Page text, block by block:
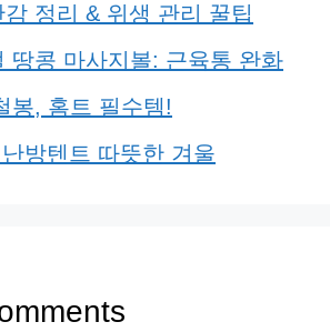
정리 & 위생 관리 꿀팁
땅콩 마사지볼: 근육통 완화
봉, 홈트 필수템!
방텐트 따뜻한 겨울